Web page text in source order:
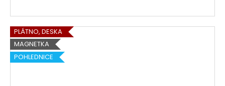
PLÁTNO, DESKA
MAGNETKA
POHLEDNICE